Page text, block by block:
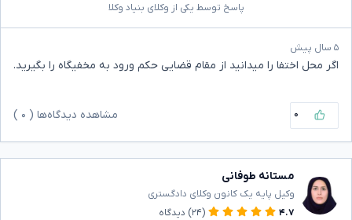
پاسخ توسط یکی از وکلای بنیاد وکلا
۵ سال پیش
اگر محل اختفا را میدانید از مقام قضایی حکم ورود به مخفیگاه را بگیرید.
۰ مشاهده دیدگاه‌ها ( ۰
مستانه طوفانی
وکیل پایه یک کانون وکلای دادگستری
۴.۷
(۲۴) دیدگاه